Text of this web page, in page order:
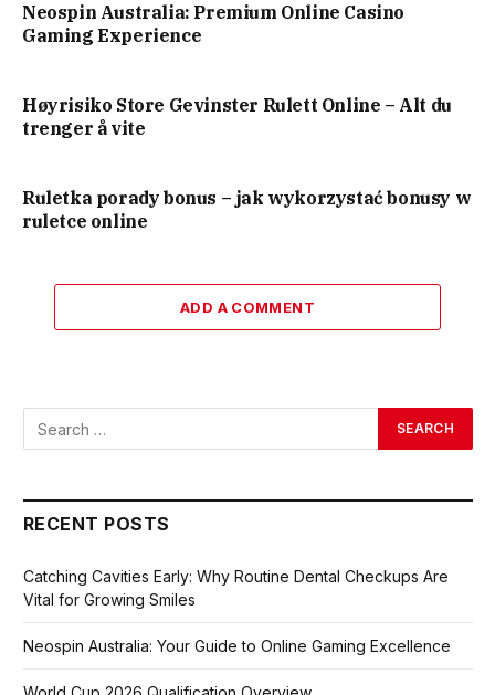
Neospin Australia: Premium Online Casino
Gaming Experience
Høyrisiko Store Gevinster Rulett Online – Alt du
trenger å vite
Ruletka porady bonus – jak wykorzystać bonusy w
ruletce online
ADD A COMMENT
RECENT POSTS
Catching Cavities Early: Why Routine Dental Checkups Are
Vital for Growing Smiles
Neospin Australia: Your Guide to Online Gaming Excellence